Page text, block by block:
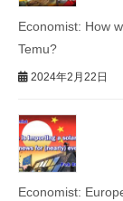
Economist: How
Temu?
2024年2月22日
Economist: